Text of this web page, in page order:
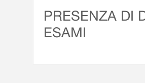
PRESENZA DI
ESAMI